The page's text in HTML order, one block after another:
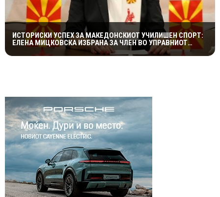
ИСТОРИСКИ УСПЕХ ЗА МАКЕДОНСКИОТ УЧИЛИШЕН СПОРТ:
ЕЛЕНА МИЦКОВСКА ИЗБРАНА ЗА ЧЛЕН ВО УПРАВНИОТ
ОДБОР НА СВЕТСКАТА ФЕДЕРАЦИЈА НА УЧИЛИШНИ
СПОРТОВИ